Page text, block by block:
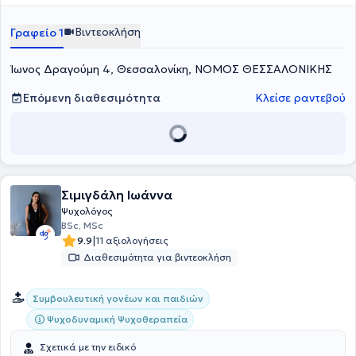
να κατανοεί σε μεγαλύτερο βάθος τον άνθρωπο - τις σκέψεις, τα
επηρεάζονται από το εκάστοτε κοινωνικό και πολιτισμικό πλαίσιο.
ζωντανό χώρο συνάντησης, όπου η δυσκολία μπορεί να ειπωθεί με
σε ένα πλαίσιο αποδοχής, σεβασμού και ουσιαστικής παρουσίας.
Γραφείο 1 Βιντεοκλήση
Ίωνος Δραγούμη 4, Θεσσαλονίκη, ΝΟΜΟΣ ΘΕΣΣΑΛΟΝΙΚΗΣ
Επόμενη διαθεσιμότητα
Κλείσε ραντεβού
Σιμιγδάλη Ιωάννα
Ψυχολόγος
BSc, MSc
9.9|11 αξιολογήσεις
Διαθεσιμότητα για βιντεοκλήση
Συμβουλευτική γονέων και παιδιών
Ψυχοδυναμική Ψυχοθεραπεία
Σχετικά με την ειδικό